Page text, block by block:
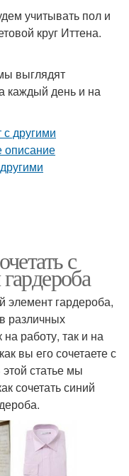
учитывать пол и
круг Иттена.
выглядят
каждый день и на
с
элемент гардероба,
различных
работу, так и на
вы его сочетаете с
статье мы
сочетать синий